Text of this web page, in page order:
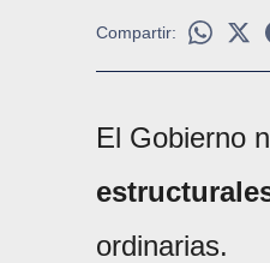
Compartir:
El Gobierno
ordinarias.